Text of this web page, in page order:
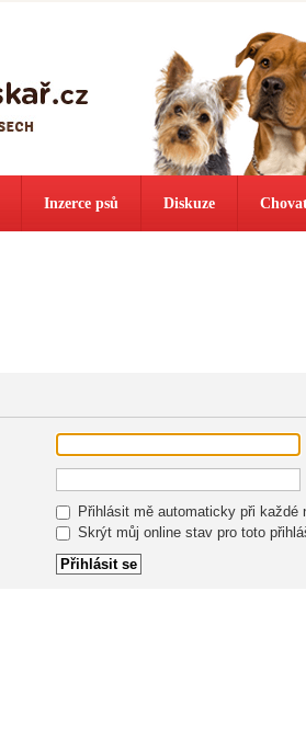
Inzerce psů Diskuze
Přihlásit mě automaticky při každé
Skrýt můj online stav pro toto